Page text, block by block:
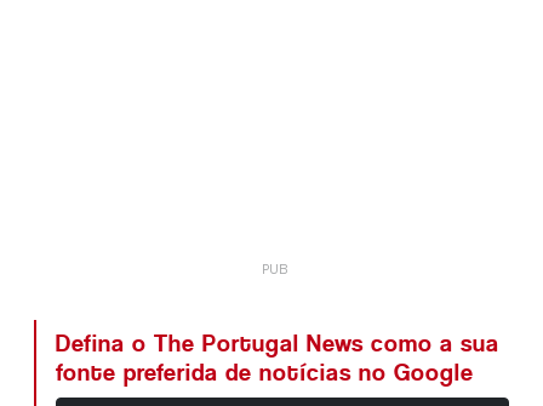
Defina o The Portugal News como a sua
fonte preferida de notícias no Google